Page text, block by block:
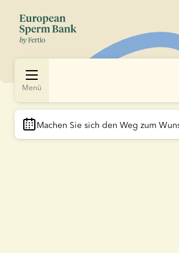
Menü
Machen Sie sich den Weg zum